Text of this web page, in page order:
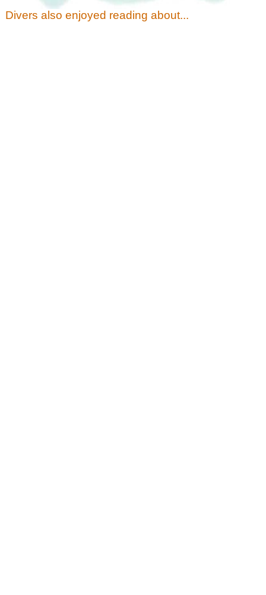
Divers also enjoyed reading about...